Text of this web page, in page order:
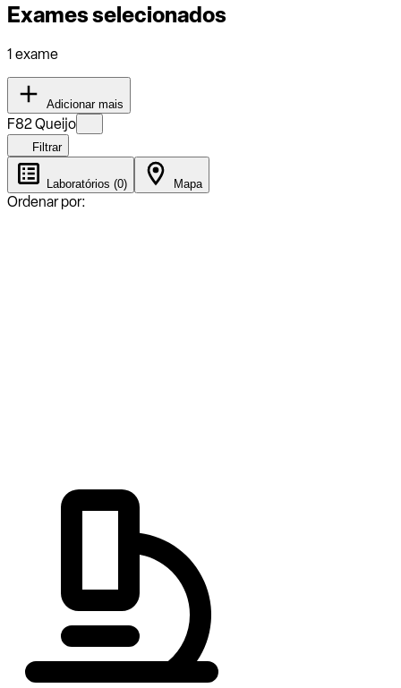
Exames selecionados
1 exame
Adicionar mais
F82 Queijo
Filtrar
Laboratórios (0) Mapa
Ordenar por: